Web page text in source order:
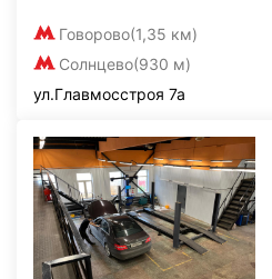
Говорово(1,35 км)
Солнцево(930 м)
ул.Главмосстроя 7а